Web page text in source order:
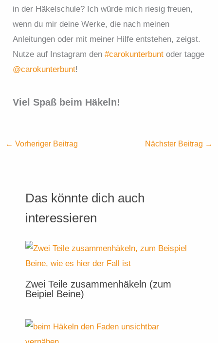
in der Häkelschule? Ich würde mich riesig freuen,
wenn du mir deine Werke, die nach meinen
Anleitungen oder mit meiner Hilfe entstehen, zeigst.
Nutze auf Instagram den#carokunterbunt oder tagge
@carokunterbunt!
Viel Spaß beim Häkeln!
← Vorheriger Beitrag Nächster Beitrag →
Das könnte dich auch
interessieren
Zwei Teile zusammenhäkeln (zum
Beipiel Beine)